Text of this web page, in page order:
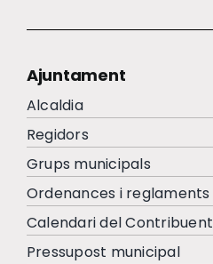
Ajuntament
Alcaldia
Regidors
Grups municipals
Ordenances i reglaments
Calendari del Contribuent
Pressupost municipal